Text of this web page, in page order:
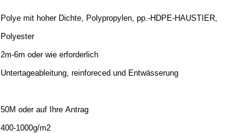
Polye mit hoher Dichte, Polypropylen, pp.-HDPE-HAUSTIER,
Polyester
2m-6m oder wie erforderlich
Untertageableitung, reinforeced und Entwässerung
50M oder auf Ihre Antrag
400-1000g/m2